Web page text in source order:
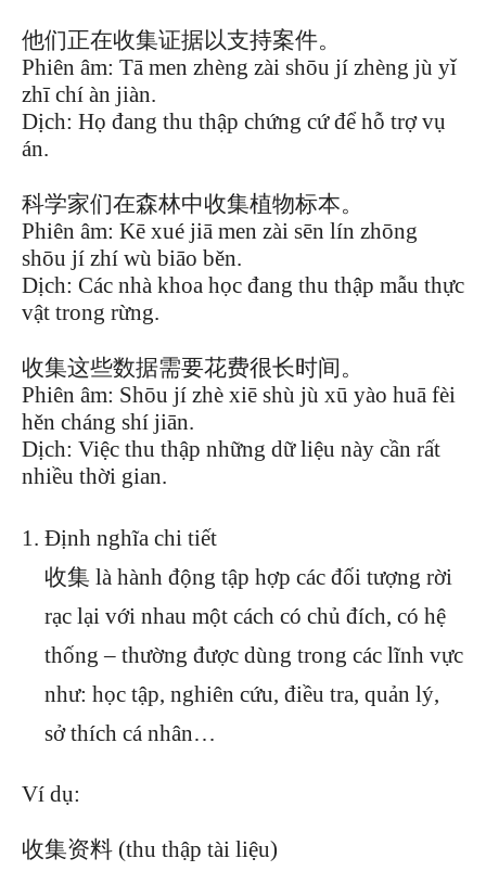
他们正在收集证据以支持案件。
Phiên âm: Tā men zhèng zài shōu jí zhèng jù yǐ
zhī chí àn jiàn.
Dịch: Họ đang thu thập chứng cứ để hỗ trợ vụ
án.
科学家们在森林中收集植物标本。
Phiên âm: Kē xué jiā men zài sēn lín zhōng
shōu jí zhí wù biāo běn.
Dịch: Các nhà khoa học đang thu thập mẫu thực
vật trong rừng.
收集这些数据需要花费很长时间。
Phiên âm: Shōu jí zhè xiē shù jù xū yào huā fèi
hěn cháng shí jiān.
Dịch: Việc thu thập những dữ liệu này cần rất
nhiều thời gian.
Định nghĩa chi tiết
收集 là hành động tập hợp các đối tượng rời
rạc lại với nhau một cách có chủ đích, có hệ
thống – thường được dùng trong các lĩnh vực
như: học tập, nghiên cứu, điều tra, quản lý,
sở thích cá nhân…
Ví dụ:
收集资料 (thu thập tài liệu)